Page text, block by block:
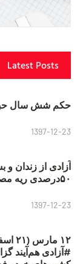
Latest Posts
حکم شش سال
1397-12-23
آزادی از زندان و
۵۰درصدی ریه مصطفی دانشجو
1397-12-23
۱۲